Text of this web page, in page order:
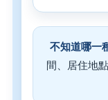
不知道哪一
間、居住地